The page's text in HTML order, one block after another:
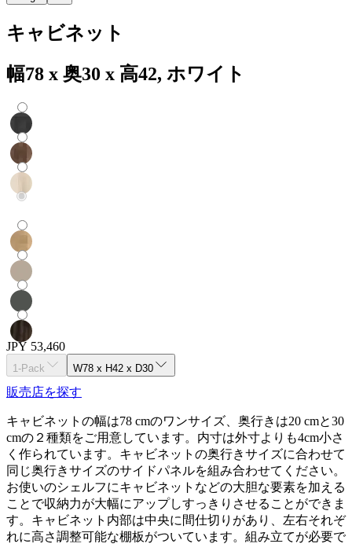
キャビネット
幅78 x 奥30 x 高42, ホワイト
JPY 53,460
1-Pack W78 x H42 x D30
販売店を探す
キャビネットの幅は78 cmのワンサイズ、奥行きは20 cmと30
cmの２種類をご用意しています。内寸は外寸よりも4cm小さ
く作られています。キャビネットの奥行きサイズに合わせて
同じ奥行きサイズのサイドパネルを組み合わせてください。
お使いのシェルフにキャビネットなどの大胆な要素を加える
ことで収納力が大幅にアップしすっきりさせることができま
す。キャビネット内部は中央に間仕切りがあり、左右それぞ
れに高さ調整可能な棚板がついています。組み立てが必要で